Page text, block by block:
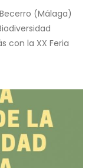
(Málaga)
con la XX Feria